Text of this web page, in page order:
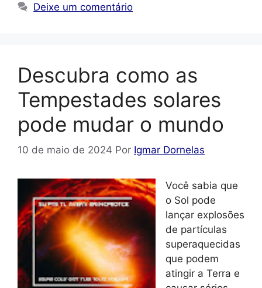
Deixe um comentário
Descubra como as
Tempestades solares
pode mudar o mundo
10 de maio de 2024 Por Igmar Dornelas
Você sabia que
o Sol pode
lançar explosões
de partículas
superaquecidas
que podem
atingir a Terra e